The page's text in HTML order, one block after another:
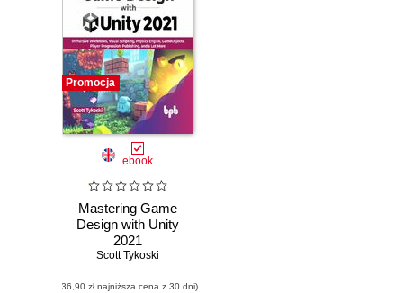
Promocja
ebook
Mastering Game
Design with Unity
2021
Scott Tykoski
(36,90 zł najniższa cena z 30 dni)